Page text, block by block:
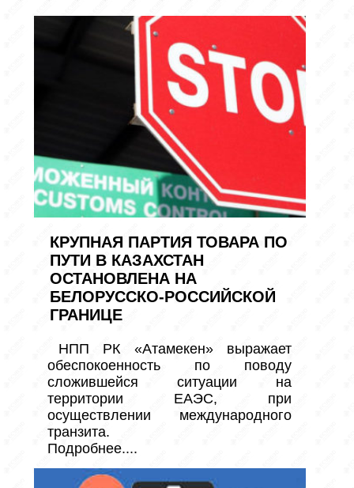
КРУПНАЯ ПАРТИЯ ТОВАРА ПО
ПУТИ В КАЗАХСТАН
ОСТАНОВЛЕНА НА
БЕЛОРУССКО-РОССИЙСКОЙ
ГРАНИЦЕ
НПП РК «Атамекен» выражает
обеспокоенность по поводу
сложившейся ситуации на
территории ЕАЭС, при
осуществлении международного
транзита.
Подробнее....